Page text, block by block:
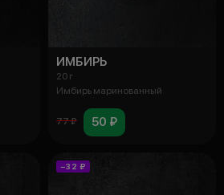
ИМБИРЬ
20 г
Имбирь маринованный
77 ₽ 50 ₽
−32 ₽